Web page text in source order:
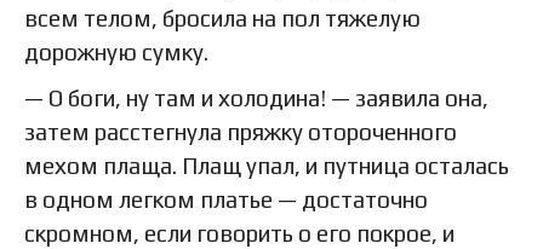
всем телом, бросила на пол тяжелую
дорожную сумку.
— О боги, ну там и холодина! — заявила она,
затем расстегнула пряжку отороченного
мехом плаща. Плащ упал, и путница осталась
в одном легком платье — достаточно
скромном, если говорить о его покрое, и